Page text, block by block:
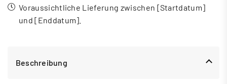
Voraussichtliche Lieferung zwischen [Startdatum]
und [Enddatum].
Beschreibung